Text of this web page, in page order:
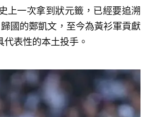
上一次拿到狀元籤，已經要追溯
國的鄭凱文，至今為黃衫軍貢獻
表性的本土投手。